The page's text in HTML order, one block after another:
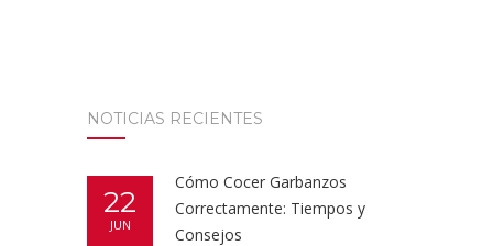
NOTICIAS RECIENTES
22
JUN
Cómo Cocer Garbanzos
Correctamente: Tiempos y
Consejos